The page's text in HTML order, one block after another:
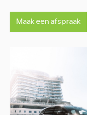
Maak een afspraak